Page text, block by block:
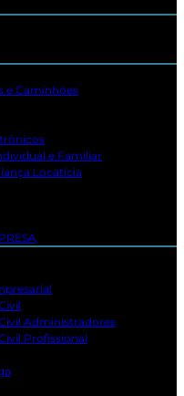
e Caminhões
e Familiar
Locatícia
Administradores
Profissional